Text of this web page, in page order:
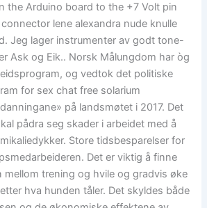
the Arduino board to the +7 Volt pin
lene alexandra nude knulle
Jeg lager instrumenter av godt tone-
Ask og Eik.. Norsk Målungdom har òg
og vedtok det politiske
for sex chat free solarium
på landsmøtet i 2017. Det
pådra seg skader i arbeidet med å
Store tidsbesparelser for
Det er viktig å finne
mellom trening og hvile og gradvis øke
hva hunden tåler. Det skyldes både